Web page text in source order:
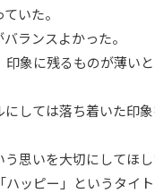
いた。
ランスよかった。
象に残るものが薄い
しては落ち着いた印
思いを大切にしてほし
ハッピー」というタイ